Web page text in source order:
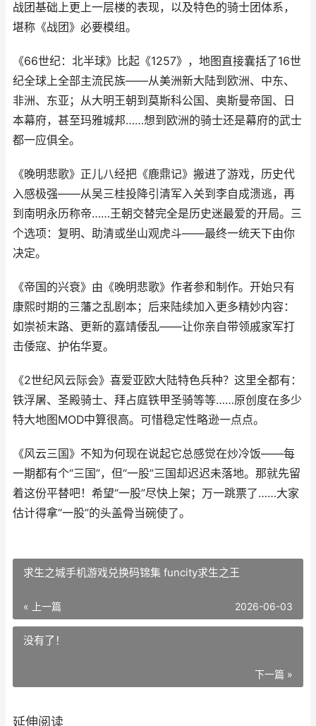
战团基础上更上一层楼的表现，以及特色的骑士团体系，
堪称《战团》必要模组。
《66世纪：北半球》比起《1257》，地图直接囊括了16世
纪全球上全部主流民族——从美洲新大陆到欧洲、中东、
非洲、东亚；从大明王朝到莫斯科公国、奥斯曼帝国、日
本幕府，甚至玛雅城邦……想到欧洲的骑士还是幕府的武士
都一应俱全。
《晚明悲歌》正儿八经把《鹿鼎记》搬进了游戏，历史代
入感极强——从吴三桂投降引清军入关到李自成溃逃，再
到南明永历称帝……王朝交替完全是历史迷最爱的开局。三
个选项：复明、助清或坐山观虎斗——最终一统天下由你
决定。
《帝国的兴衰》由《晚明悲歌》作者参和制作。开始只有
康熙时期的三藩之乱剧本；后来陆续加入更多精妙内容：
如崇祯末路、更新的嘉靖倭乱——让你亲自带领戚家军打
击倭寇、护佑华夏。
《2世纪风云际会》喜爱亚欧大陆特色兵种？这里全都有：
铁浮屠、圣殿骑士、拜占庭铁甲圣骑等等……原创度在多少
特大地图MOD中算很高。可惜稳定性略逊一点点。
《风云三国》不知为何现在说起它总感觉在炒冷饭——每
一期都有个“三国”，但“一股”三国却迟迟未落地。那就先留
着这份平替吧！希望“一股”尽快上架；万一跳票了……大家
估计得拿“一股”的头盖骨当碗使了。
求生之城手机游戏兑换码锦集 funcity求生之王
« 上一篇 2026-06-03
没有了！
下一篇 »
延伸阅读